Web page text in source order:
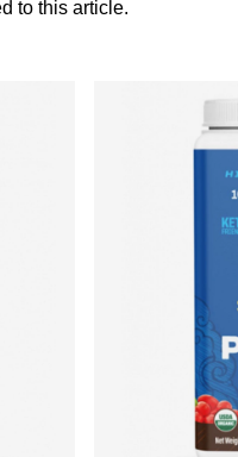
to this article.